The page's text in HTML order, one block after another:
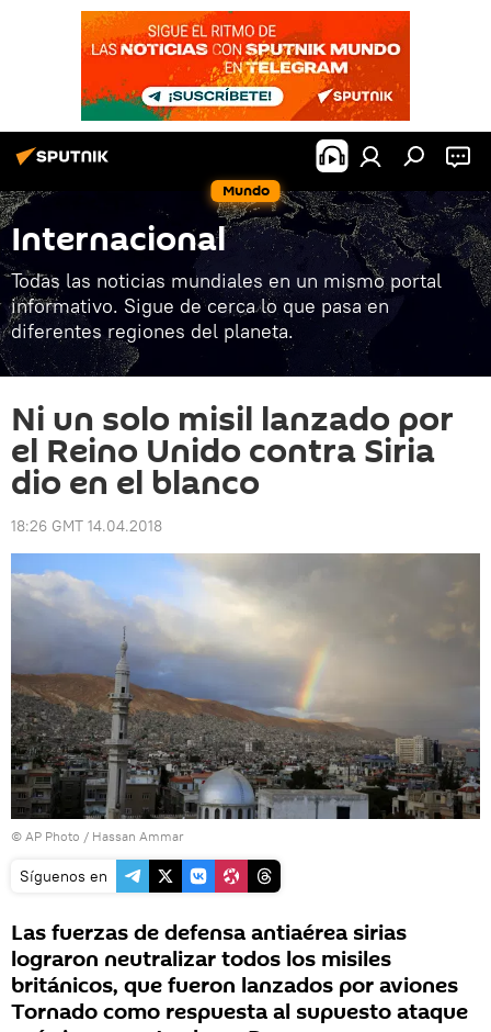
Mundo
Internacional
Todas las noticias mundiales en un mismo portal
informativo. Sigue de cerca lo que pasa en
diferentes regiones del planeta.
Ni un solo misil lanzado por
el Reino Unido contra Siria
dio en el blanco
18:26 GMT 14.04.2018
© AP Photo / Hassan Ammar
Síguenos en
Las fuerzas de defensa antiaérea sirias
lograron neutralizar todos los misiles
británicos, que fueron lanzados por aviones
Tornado como respuesta al supuesto ataque